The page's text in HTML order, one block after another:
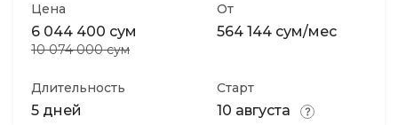
Цена
6 044 400 сум
10 074 000 сум
От
564 144 сум/мес
Длительность
5 дней
Старт
10 августа